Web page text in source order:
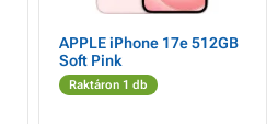
APPLE iPhone 17e 512GB
Soft Pink
Raktáron 1 db